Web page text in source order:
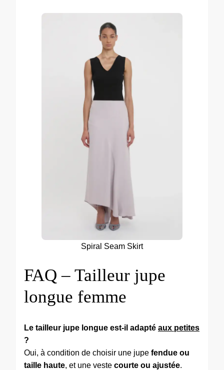
Spiral Seam Skirt
FAQ – Tailleur jupe
longue femme
Le tailleur jupe longue est-il adapté aux petites
?
Oui, à condition de choisir une jupe fendue ou
taille haute, et une veste courte ou ajustée.